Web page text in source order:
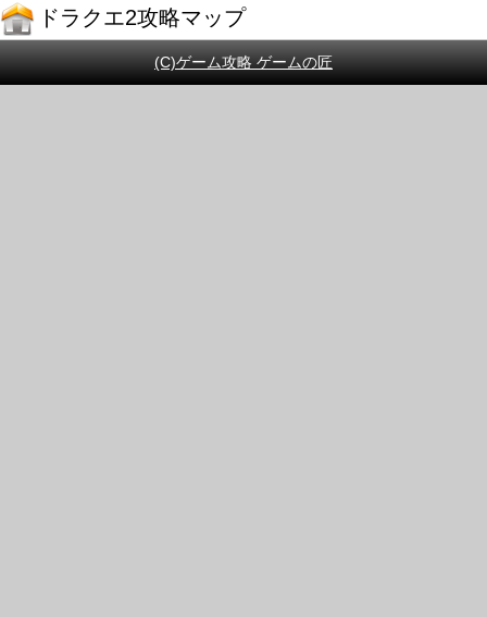
ドラクエ2攻略マップ
(C)ゲーム攻略 ゲームの匠